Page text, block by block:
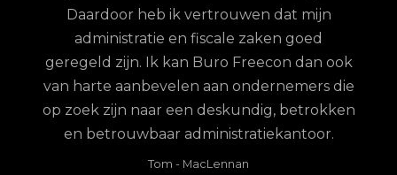
Daardoor heb ik vertrouwen dat mijn
administratie en fiscale zaken goed
geregeld zijn. Ik kan Buro Freecon dan ook
van harte aanbevelen aan ondernemers die
op zoek zijn naar een deskundig, betrokken
en betrouwbaar administratiekantoor.
Tom - MacLennan